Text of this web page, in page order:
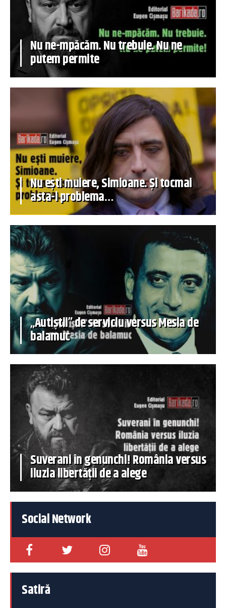
Nu ne-mpăcăm. Nu trebuie. Nu ne
putem permite
Nu ești muiere, Simioane. Și tocmai
asta-i problema…
„Autiștii” de serviciu versus Mesia de
balamuc
Suverani în genunchi! România versus
iluzia libertății de a alege
Social Network
Satiră